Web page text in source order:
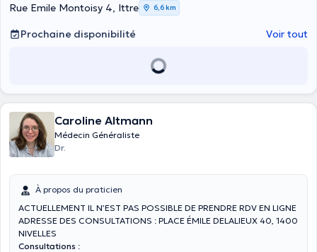
Rue Emile Montoisy 4, Ittre
6,6 km
Prochaine disponibilité Voir tout
Caroline Altmann
Médecin Généraliste
Dr.
À propos du praticien
ACTUELLEMENT IL N’EST PAS POSSIBLE DE PRENDRE RDV EN LIGNE
ADRESSE DES CONSULTATIONS : PLACE ÉMILE DELALIEUX 40, 1400
NIVELLES
Consultations :